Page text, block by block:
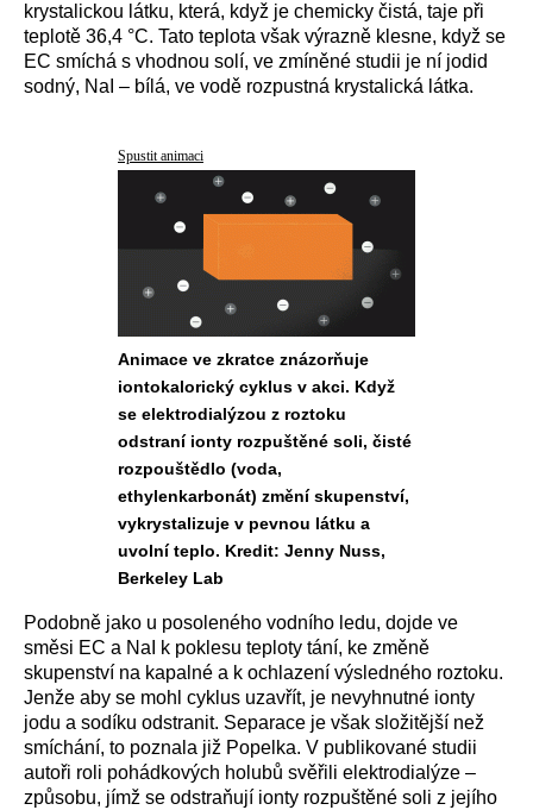
krystalickou látku, která, když je chemicky čistá, taje při
teplotě 36,4 °C. Tato teplota však výrazně klesne, když se
EC smíchá s vhodnou solí, ve zmíněné studii je ní jodid
sodný, NaI – bílá, ve vodě rozpustná krystalická látka.
Spustit animaci
Animace ve zkratce znázorňuje
iontokalorický cyklus v akci. Když
se elektrodialýzou z roztoku
odstraní ionty rozpuštěné soli, čisté
rozpouštědlo (voda,
ethylenkarbonát) změní skupenství,
vykrystalizuje v pevnou látku a
uvolní teplo. Kredit: Jenny Nuss,
Berkeley Lab
Podobně jako u posoleného vodního ledu, dojde ve
směsi EC a NaI k poklesu teploty tání, ke změně
skupenství na kapalné a k ochlazení výsledného roztoku.
Jenže aby se mohl cyklus uzavřít, je nevyhnutné ionty
jodu a sodíku odstranit. Separace je však složitější než
smíchání, to poznala již Popelka. V publikované studii
autoři roli pohádkových holubů svěřili elektrodialýze –
způsobu, jímž se odstraňují ionty rozpuštěné soli z jejího